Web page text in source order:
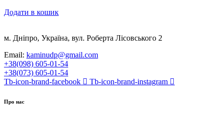
Додати в кошик
м. Дніпро, Україна, вул. Роберта Лісовського 2
Email: kaminudp@gmail.com
+38(098) 605-01-54
+38(073) 605-01-54
Tb-icon-brand-facebook
Tb-icon-brand-instagram
Про нас